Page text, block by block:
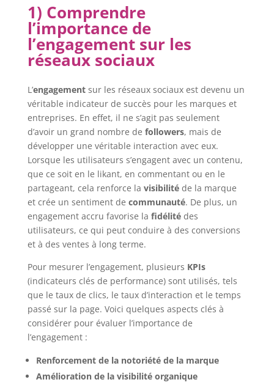
1) Comprendre
l’importance de
l’engagement sur les
réseaux sociaux
L’engagementsur les réseaux sociaux est devenu un
véritable indicateur de succès pour les marques et
entreprises. En effet, il ne s’agit pas seulement
d’avoir un grand nombre de followers, mais de
développer une véritable interaction avec eux.
Lorsque les utilisateurs s’engagent avec un contenu,
que ce soit en le likant, en commentant ou en le
partageant, cela renforce la visibilitéde la marque
et crée un sentiment de communauté. De plus, un
engagement accru favorise la fidélitédes
utilisateurs, ce qui peut conduire à des conversions
et à des ventes à long terme.
Pour mesurer l’engagement, plusieurs KPIs
(indicateurs clés de performance) sont utilisés, tels
que le taux de clics, le taux d’interaction et le temps
passé sur la page. Voici quelques aspects clés à
considérer pour évaluer l’importance de
l’engagement :
Renforcement de la notoriété de la marque
Amélioration de la visibilité organique